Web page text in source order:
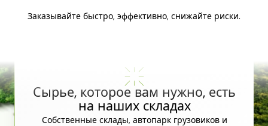
Заказывайте быстро, эффективно, снижайте риски.
Сырье, которое вам нужно, есть
на наших складах
Собственные склады, автопарк грузовиков и